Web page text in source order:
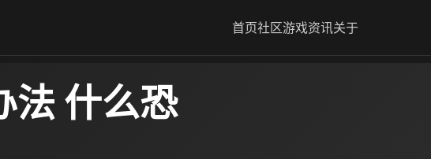
首页社区游戏资讯关于
法 什么恐